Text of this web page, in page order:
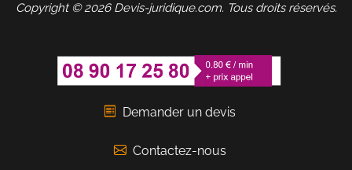
Copyright © 2026 Devis-juridique.com. Tous droits réservés.
Demander un devis
Contactez-nous